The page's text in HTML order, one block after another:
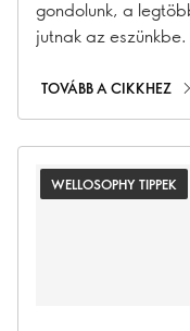
gondolunk, a
jutnak az
serdülőkorban és
ajánlott a kalcium
szeretteid – a
TOVÁBB A CIKKHEZ
WELLOSOPHY TIPPEK